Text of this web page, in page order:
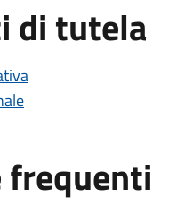
di tutela
frequenti